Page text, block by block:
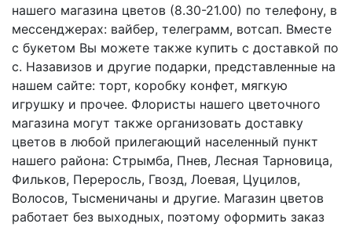
нашего магазина цветов (8.30-21.00) по телефону, в
мессенджерах: вайбер, телеграмм, вотсап. Вместе
с букетом Вы можете также купить с доставкой по
с. Назавизов и другие подарки, представленные на
нашем сайте: торт, коробку конфет, мягкую
игрушку и прочее. Флористы нашего цветочного
магазина могут также организовать доставку
цветов в любой прилегающий населенный пункт
нашего района: Стрымба, Пнев, Лесная Тарновица,
Фильков, Переросль, Гвозд, Лоевая, Цуцилов,
Волосов, Тысменичаны и другие. Магазин цветов
работает без выходных, поэтому оформить заказ